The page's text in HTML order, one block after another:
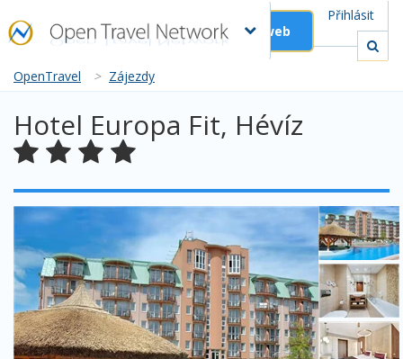
Přihlásit
Založit web
OpenTravel > Zájezdy
Hotel Europa Fit, Hévíz